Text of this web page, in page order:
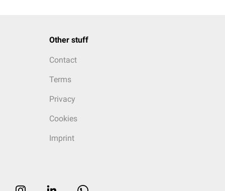
Other stuff
Contact
Terms
Privacy
Cookies
Imprint